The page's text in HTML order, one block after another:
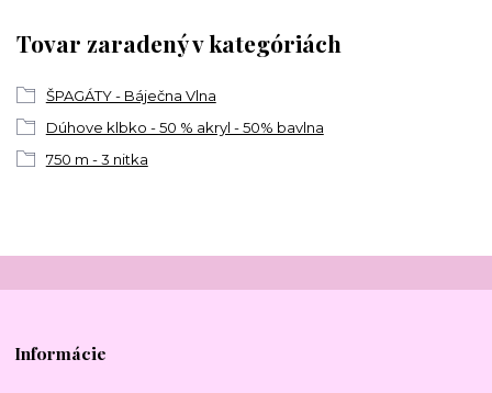
Tovar zaradený v kategóriách
ŠPAGÁTY - Báječna Vlna
Dúhove klbko - 50 % akryl - 50% bavlna
750 m - 3 nitka
Informácie